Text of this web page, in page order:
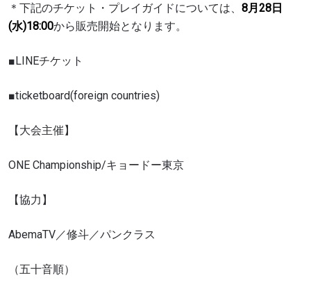
＊下記のチケット・プレイガイドについては、 8月28日
(水)18:00から販売開始となります。
■LINEチケット
■ticketboard(foreign countries)
【大会主催】
ONE Championship/キョードー東京
【協力】
AbemaTV／修斗／パンクラス
（五十音順）